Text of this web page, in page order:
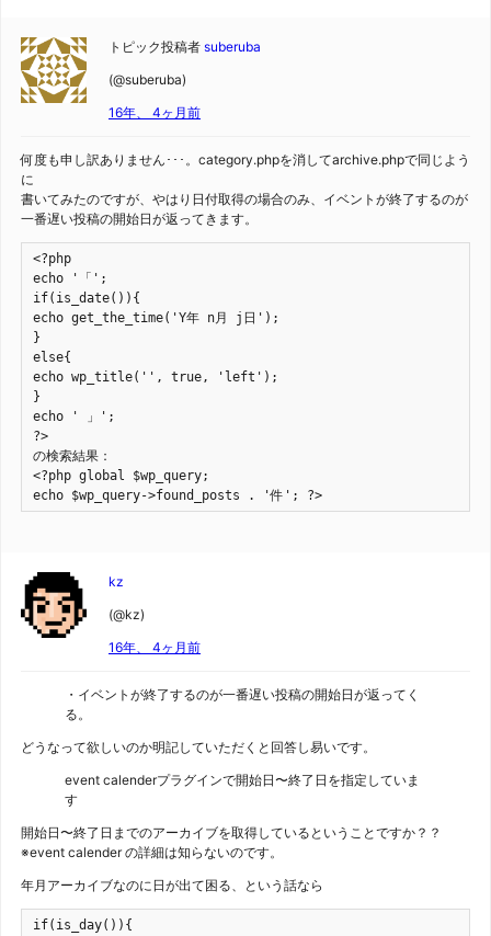
トピック投稿者 suberuba
(@suberuba)
16年、 4ヶ月前
何度も申し訳ありません･･･。category.phpを消してarchive.phpで同じよう
に
書いてみたのですが、やはり日付取得の場合のみ、イベントが終了するのが
一番遅い投稿の開始日が返ってきます。
<?php
echo '「';
if(is_date()){
echo get_the_time('Y年 n月 j日');
}
else{
echo wp_title('', true, 'left');
}
echo ' 」';
?>
の検索結果：
<?php global $wp_query;
echo $wp_query->found_posts . '件'; ?>
kz
(@kz)
16年、 4ヶ月前
・イベントが終了するのが一番遅い投稿の開始日が返ってく
る。
どうなって欲しいのか明記していただくと回答し易いです。
event calenderプラグインで開始日〜終了日を指定していま
す
開始日〜終了日までのアーカイブを取得しているということですか？？
※event calender の詳細は知らないのです。
年月アーカイブなのに日が出て困る、という話なら
if(is_day()){